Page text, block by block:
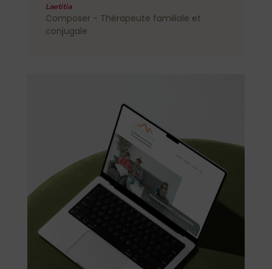
Laetitia
Composer - Thérapeute familiale et
conjugale